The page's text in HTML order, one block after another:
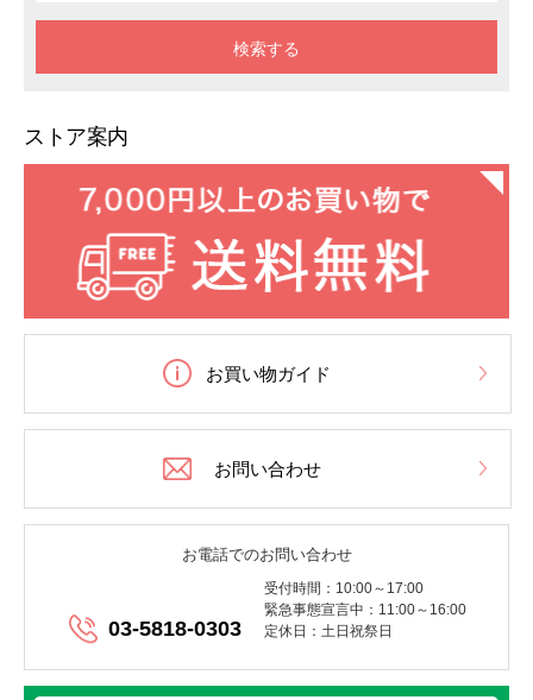
ストア案内
お買い物ガイド
お問い合わせ
お電話でのお問い合わせ
03-5818-0303
受付時間：10:00～17:00
緊急事態宣言中：11:00～16:00
定休日：土日祝祭日